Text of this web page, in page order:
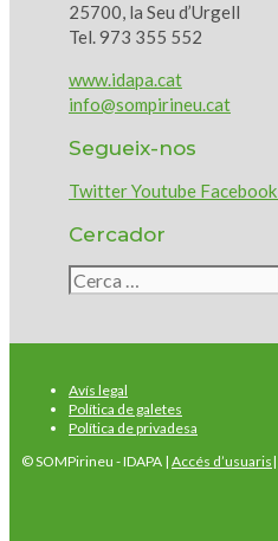
25700, la Seu d’Urgell
Tel. 973 355 552
www.idapa.cat
info@sompirineu.cat
Segueix-nos
TwitterYoutube Facebook
Cercador
Cerca:
Avís legal
Política de galetes
Política de privadesa
© SOMPirineu - IDAPA | Accés d’usuaris|